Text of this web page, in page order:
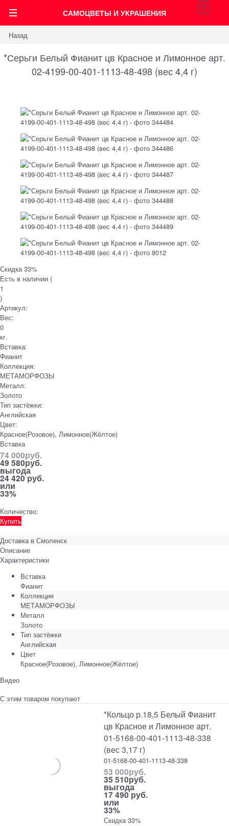
САМОЦВЕТЫ И УКРАШЕНИЯ
0
Назад
*Серьги Белый Фианит цв Красное и Лимонное арт.
02-4199-00-401-1113-48-498 (вес 4,4 г)
Скидка 33%
Есть в наличии (
1
)
Артикул:
Вес:
0
кг.
Вставка:
Фианит
Коллекция:
МЕТАМОРФОЗЫ
Металл:
Золото
Тип застёжки:
Английская
Цвет:
Красное(Розовое), Лимонное(Жёлтое)
Вставка
74 000руб.
49 580руб.
выгода
24 420 руб.
или
33%
Количество:
Купить
Доставка в Смоленск
Описание
Характеристики
Вставка
Фианит
Коллекция
МЕТАМОРФОЗЫ
Металл
Золото
Тип застёжки
Английская
Цвет
Красное(Розовое), Лимонное(Жёлтое)
Видео
С этим товаром покупают
*Кольцо р.18,5 Белый Фианит
цв Красное и Лимонное арт.
01-5168-00-401-1113-48-338
(вес 3,17 г)
01-5168-00-401-1113-48-338
53 000руб.
35 510руб.
выгода
17 490 руб.
или
33%
Скидка 33%